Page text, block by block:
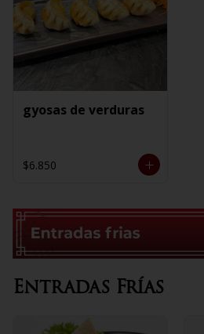
gyosas de verduras
$6.850
Entradas Frías